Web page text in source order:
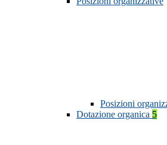
Posizioni
Dotazione organica 5